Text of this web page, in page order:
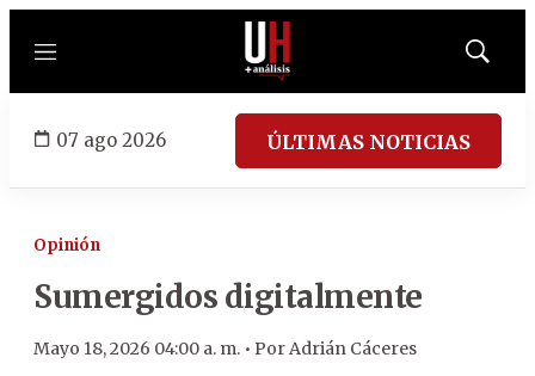
Menú
Mostrar
07 ago 2026 ÚLTIMAS NOTICIAS
Opinión
Sumergidos digitalmente
Mayo 18, 2026 04:00 a. m. • PorAdrián Cáceres